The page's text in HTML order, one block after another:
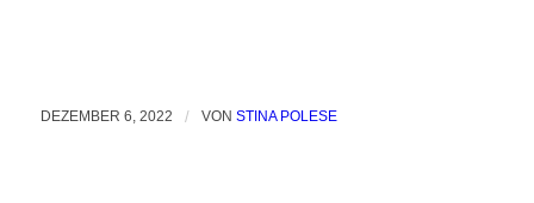
DEZEMBER 6, 2022 / VON STINA POLESE